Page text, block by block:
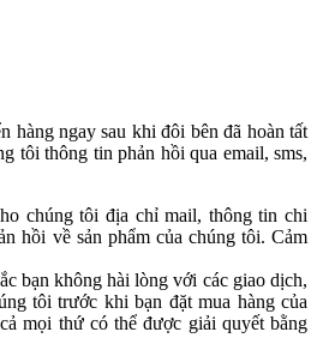
hàng ngay sau khi đôi bên đã hoàn tất
tôi thông tin phản hồi qua email, sms,
chúng tôi địa chỉ mail, thông tin chi
hồi về sản phẩm của chúng tôi. Cảm
bạn không hài lòng với các giao dịch,
tôi trước khi bạn đặt mua hàng của
mọi thứ có thể được giải quyết bằng